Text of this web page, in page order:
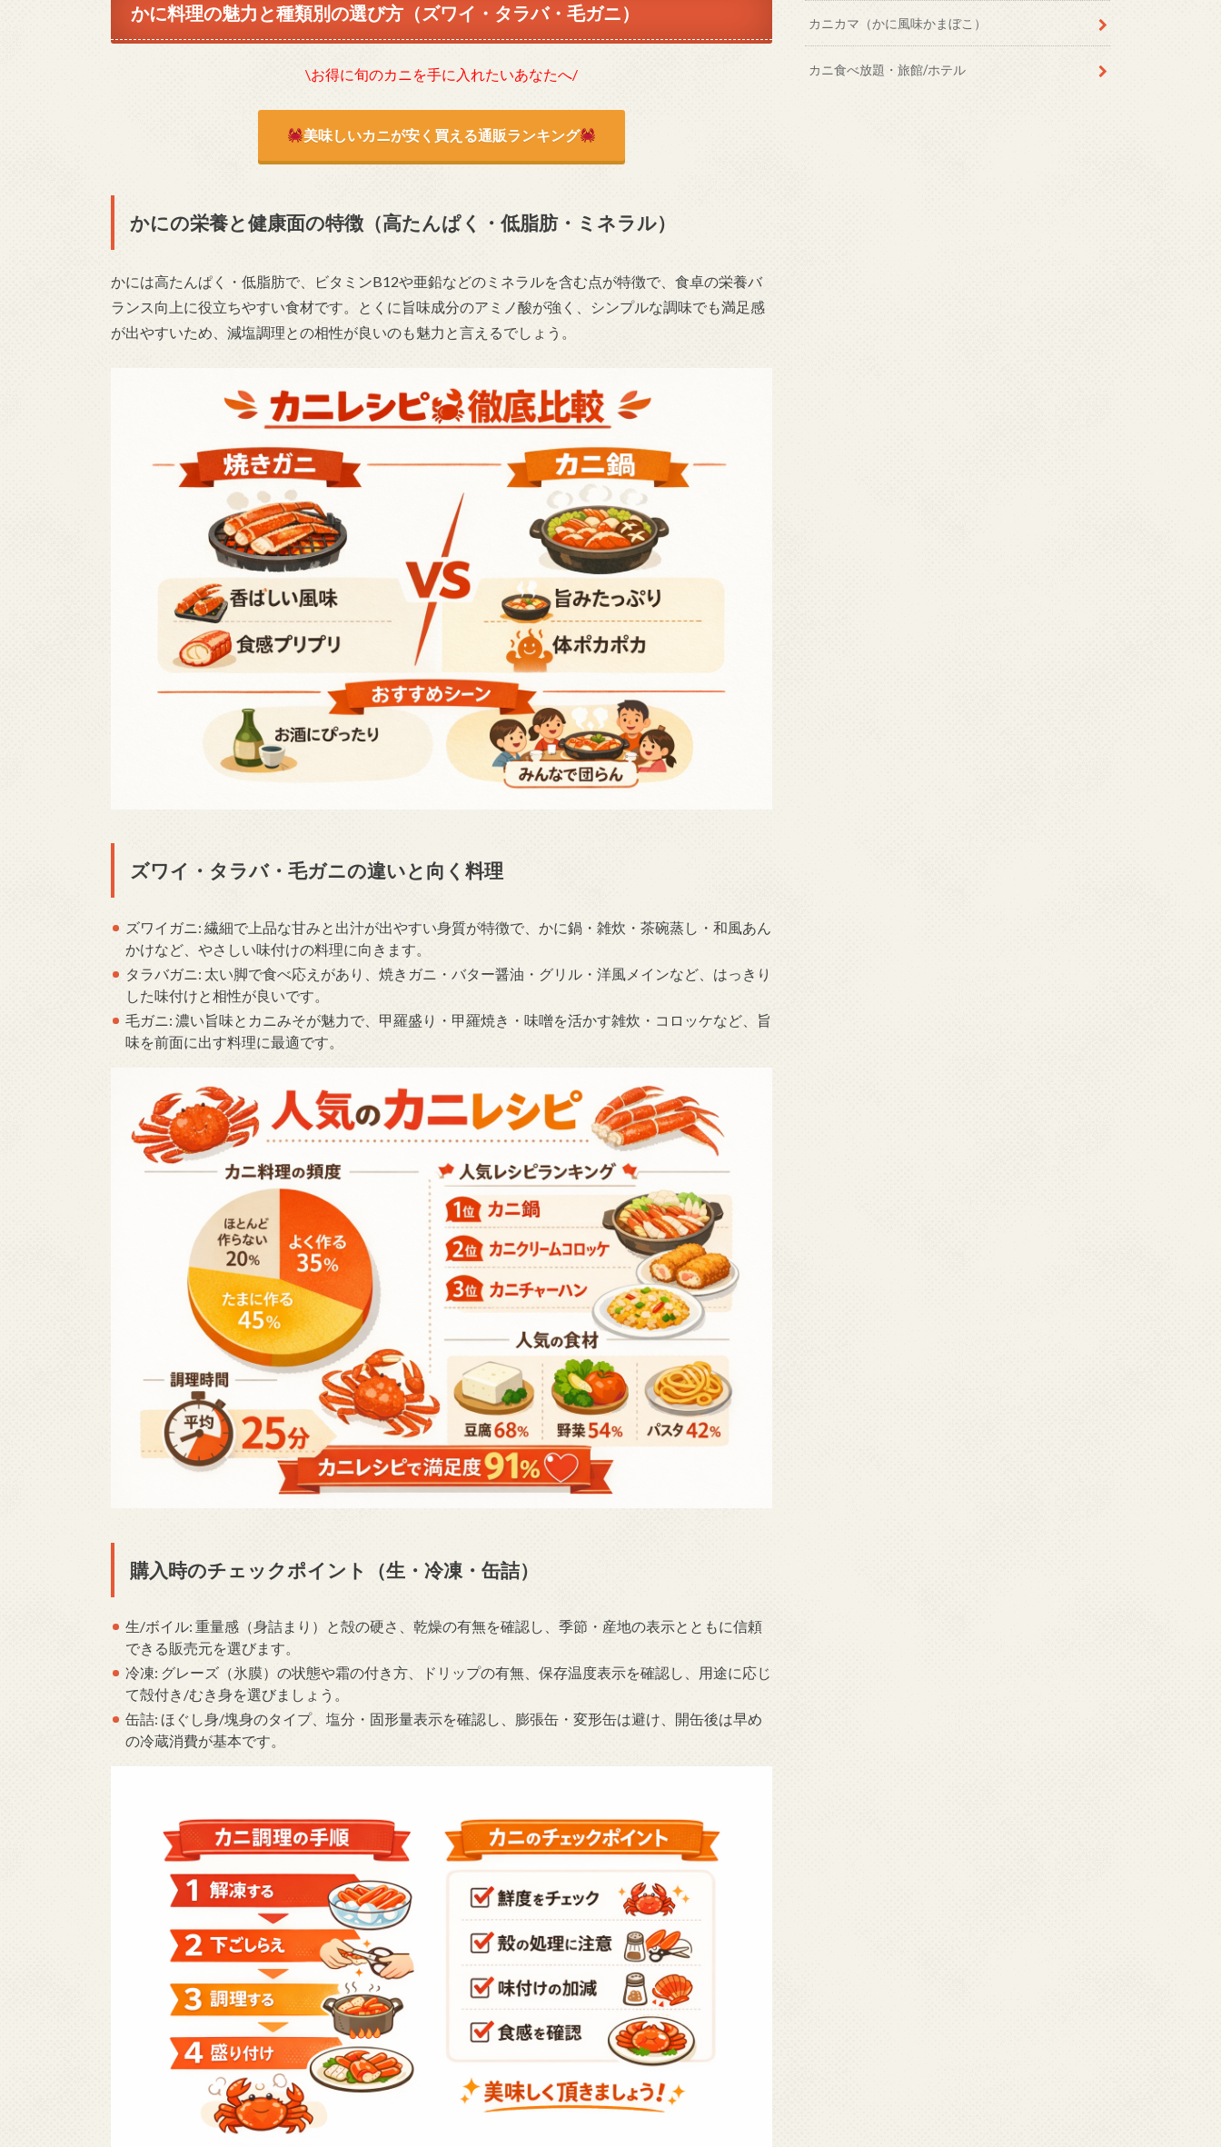
かに料理の魅力と種類別の選び方（ズワイ・タラバ・毛ガニ）
\お得に旬のカニを手に入れたいあなたへ/
美味しいカニが安く買える通販ランキング
かにの栄養と健康面の特徴（高たんぱく・低脂肪・ミネラル）
かには高たんぱく・低脂肪で、ビタミンB12や亜鉛などのミネラルを含む点が特徴で、食卓の栄養バ
ランス向上に役立ちやすい食材です。とくに旨味成分のアミノ酸が強く、シンプルな調味でも満足感
が出やすいため、減塩調理との相性が良いのも魅力と言えるでしょう。
ズワイ・タラバ・毛ガニの違いと向く料理
ズワイガニ: 繊細で上品な甘みと出汁が出やすい身質が特徴で、かに鍋・雑炊・茶碗蒸し・和風あん
かけなど、やさしい味付けの料理に向きます。
タラバガニ: 太い脚で食べ応えがあり、焼きガニ・バター醤油・グリル・洋風メインなど、はっきり
した味付けと相性が良いです。
毛ガニ: 濃い旨味とカニみそが魅力で、甲羅盛り・甲羅焼き・味噌を活かす雑炊・コロッケなど、旨
味を前面に出す料理に最適です。
購入時のチェックポイント（生・冷凍・缶詰）
生/ボイル: 重量感（身詰まり）と殻の硬さ、乾燥の有無を確認し、季節・産地の表示とともに信頼
できる販売元を選びます。
冷凍: グレーズ（氷膜）の状態や霜の付き方、ドリップの有無、保存温度表示を確認し、用途に応じ
て殻付き/むき身を選びましょう。
缶詰: ほぐし身/塊身のタイプ、塩分・固形量表示を確認し、膨張缶・変形缶は避け、開缶後は早め
の冷蔵消費が基本です。
カニカマ（かに風味かまぼこ）
カニ食べ放題・旅館/ホテル